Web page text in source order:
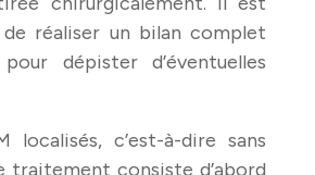
de réaliser un bilan complet
dépister d’éventuelles
localisés, c’est-à-dire sans
traitement consiste d’abord